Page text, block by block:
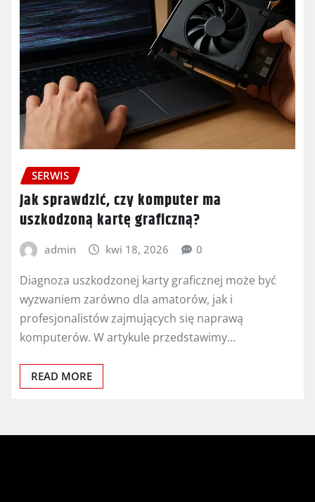
SERWIS
Jak sprawdzić, czy komputer ma
uszkodzoną kartę graficzną?
admin kwi 18, 2026 0
Diagnoza uszkodzonej karty graficznej może być
wyzwaniem zarówno dla amatorów, jak i
profesjonalistów zajmujących się naprawą
komputerów. W artykule przedstawimy…
READ MORE